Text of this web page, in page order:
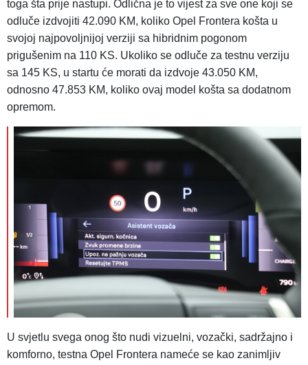
toga šta prije nastupi. Odlična je to vijest za sve one koji se
odluče izdvojiti 42.090 KM, koliko Opel Frontera košta u
svojoj najpovoljnijoj verziji sa hibridnim pogonom
prigušenim na 110 KS. Ukoliko se odluče za testnu verziju
sa 145 KS, u startu će morati da izdvoje 43.050 KM,
odnosno 47.853 KM, koliko ovaj model košta sa dodatnom
opremom.
U svjetlu svega onog što nudi vizuelni, vozački, sadržajno i
komforno, testna Opel Frontera nameće se kao zanimljiv